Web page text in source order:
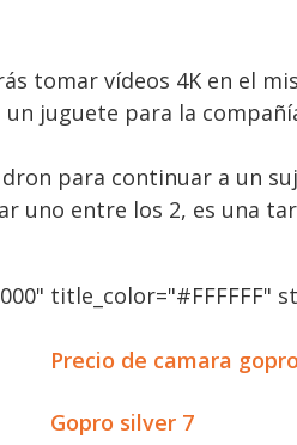
tomar vídeos 4K en el
un juguete para la
para continuar a un
uno entre los 2, es una
title_color="#FFFFFF"
Precio de camara
Gopro silver 7